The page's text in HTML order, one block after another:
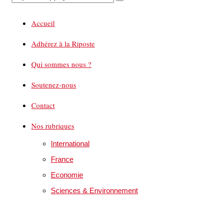
Accueil
Adhérez à la Riposte
Qui sommes nous ?
Soutenez-nous
Contact
Nos rubriques
International
France
Economie
Sciences & Environnement